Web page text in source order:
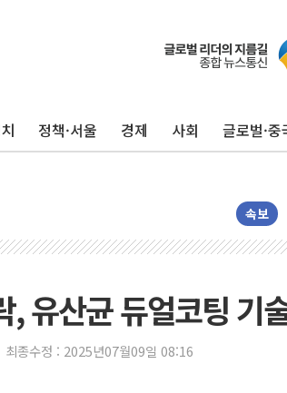
정책·서울 경제 사회 글로벌·중
속보
, 유산균 듀얼코팅 기
최종수정 : 2025년07월09일 08:16